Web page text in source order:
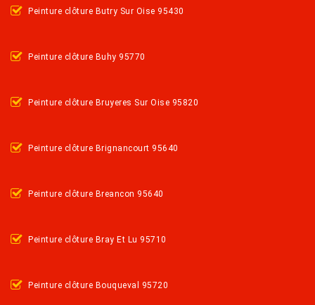
Peinture clôture Butry Sur Oise 95430
Peinture clôture Buhy 95770
Peinture clôture Bruyeres Sur Oise 95820
Peinture clôture Brignancourt 95640
Peinture clôture Breancon 95640
Peinture clôture Bray Et Lu 95710
Peinture clôture Bouqueval 95720